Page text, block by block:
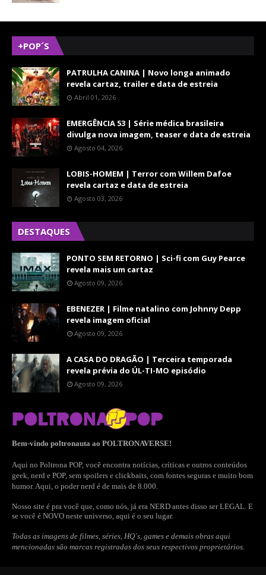
+POP´S
PATRULHA CANINA | Novo longa animado
revela cartaz, trailer e data de estreia
Abril 01, 2026
EMERGÊNCIA 53 | Série médica brasileira
divulga nova imagem, teaser e data de estreia
Agosto 04, 2026
LOBIS-HOMEM | Terror com Willem Dafoe
revela cartaz e data de estreia
Agosto 03, 2026
DESTAQUES
PONTO SEM RETORNO | Sci-fi com Guy Pearce
revela mais um cartaz
Agosto 09, 2026
EBENEZER | Filme natalino com Johnny Depp
revela imagem oficial
Agosto 09, 2026
A CASA DO DRAGÃO | Terceira temporada
revela prévia do ÚL-TI-MO episódio
Agosto 09, 2026
Bem-vindo poltronauta ao POLTRONAVERSE!
Aqui no Poltrona POP, você encontra notícias, críticas e outros conteúdos
geek, nerd e POP, sem spoilers e clickbaits, com fontes seguras e muito bom
humor. Aqui, o poder nerd é de mais de 8.000.
Nosso site é pra você que, como nós, já era NERD antes disso ser LEGAL. E
se você é NOVO neste universo, aqui é o seu lugar.
Todas as imagens de filmes, séries, HQ´s, games e demais obras aqui
mencionadas são marcas registradas dos seus respectivos proprietários.